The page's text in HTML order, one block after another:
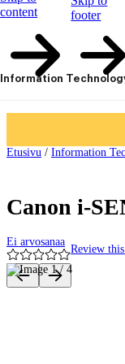
content
footer
Information
Etusivu / Information
Canon i-
Ei arvosanaa
Review
Product images